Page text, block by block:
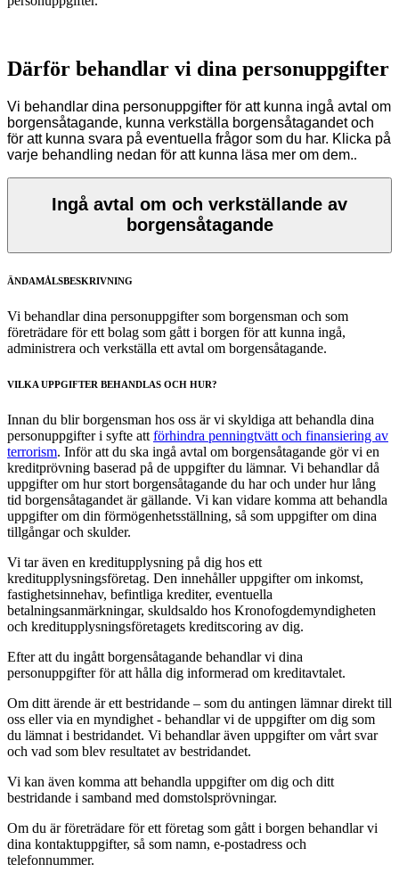
Därför behandlar vi dina personuppgifter
Vi behandlar dina personuppgifter för att kunna ingå avtal om
borgensåtagande, kunna verkställa borgensåtagandet och
för att kunna svara på eventuella frågor som du har. Klicka på
varje behandling nedan för att kunna läsa mer om dem..
Ingå avtal om och verkställande av
borgensåtagande
ÄNDAMÅLSBESKRIVNING
Vi behandlar dina personuppgifter som borgensman och som
företrädare för ett bolag som gått i borgen för att kunna ingå,
administrera och verkställa ett avtal om borgensåtagande.
VILKA UPPGIFTER BEHANDLAS OCH HUR?
Innan du blir borgensman hos oss är vi skyldiga att behandla dina
personuppgifter i syfte att förhindra penningtvätt och finansiering av
terrorism. Inför att du ska ingå avtal om borgensåtagande gör vi en
kreditprövning baserad på de uppgifter du lämnar. Vi behandlar då
uppgifter om hur stort borgensåtagande du har och under hur lång
tid borgensåtagandet är gällande. Vi kan vidare komma att behandla
uppgifter om din förmögenhetsställning, så som uppgifter om dina
tillgångar och skulder.
Vi tar även en kreditupplysning på dig hos ett
kreditupplysningsföretag. Den innehåller uppgifter om inkomst,
fastighetsinnehav, befintliga krediter, eventuella
betalningsanmärkningar, skuldsaldo hos Kronofogdemyndigheten
och kreditupplysningsföretagets kreditscoring av dig.
Efter att du ingått borgensåtagande behandlar vi dina
personuppgifter för att hålla dig informerad om kreditavtalet.
Om ditt ärende är ett bestridande – som du antingen lämnar direkt till
oss eller via en myndighet - behandlar vi de uppgifter om dig som
du lämnat i bestridandet. Vi behandlar även uppgifter om vårt svar
och vad som blev resultatet av bestridandet.
Vi kan även komma att behandla uppgifter om dig och ditt
bestridande i samband med domstolsprövningar.
Om du är företrädare för ett företag som gått i borgen behandlar vi
dina kontaktuppgifter, så som namn, e-postadress och
telefonnummer.